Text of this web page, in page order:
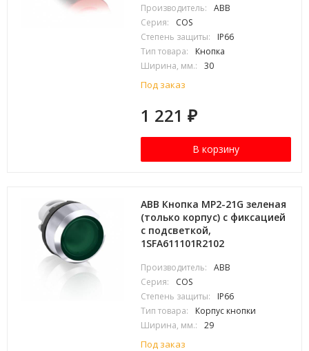
Производитель:
ABB
Серия:
COS
Степень защиты:
IP66
Тип товара:
Кнопка
Ширина, мм.:
30
Под заказ
1 221₽
В корзину
ABB Кнопка MP2-21G зеленая
(только корпус) с фиксацией
с подсветкой,
1SFA611101R2102
Производитель:
ABB
Серия:
COS
Степень защиты:
IP66
Тип товара:
Корпус кнопки
Ширина, мм.:
29
Под заказ